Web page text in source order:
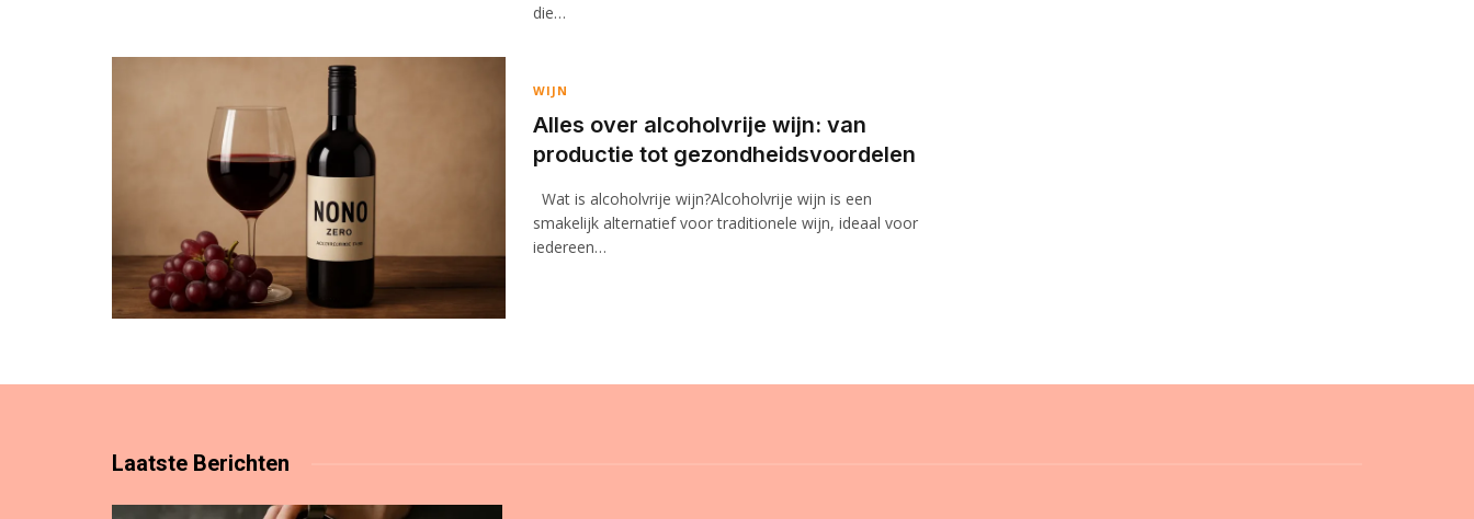
die…
WIJN
Alles over alcoholvrije wijn: van
productie tot gezondheidsvoordelen
Wat is alcoholvrije wijn?Alcoholvrije wijn is een
smakelijk alternatief voor traditionele wijn, ideaal voor
iedereen…
Laatste Berichten